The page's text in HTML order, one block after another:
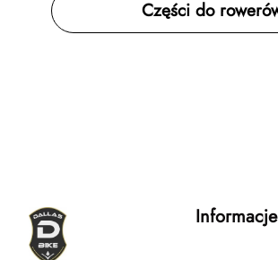
Części do
Informacje